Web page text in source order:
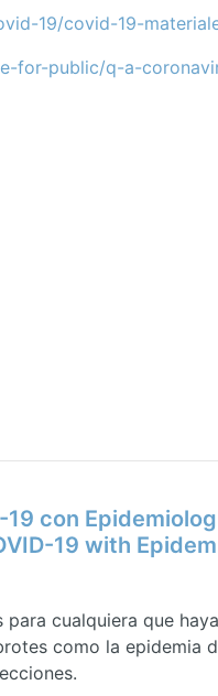
19/covid-19-
for-public/q-a-
con
19 with
para cualquiera que
como la epidemia